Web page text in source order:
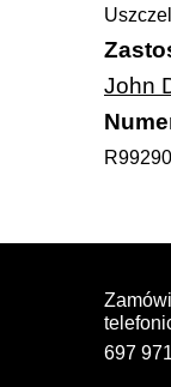
John
R99290
697